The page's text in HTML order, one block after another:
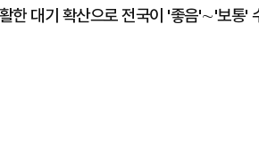
한 대기 확산으로 전국이 '좋음'∼'보통'